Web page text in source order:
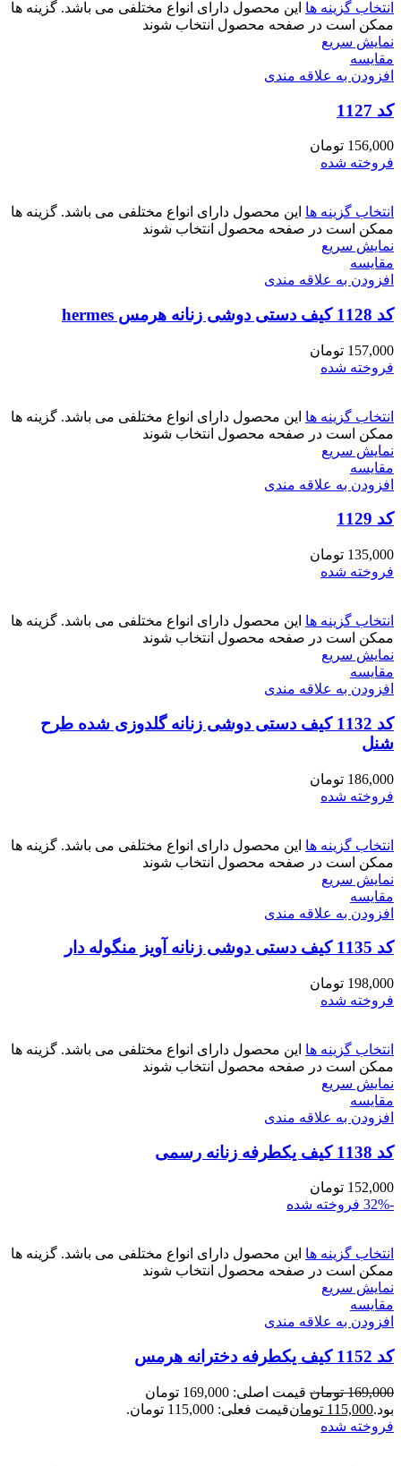
انتخاب گزینه ها این محصول دارای انواع مختلفی می باشد. گزینه ها
ممکن است در صفحه محصول انتخاب شوند
نمایش سریع
مقايسه
افزودن به علاقه مندی
کد 1127
156,000 تومان
فروخته شده
انتخاب گزینه ها این محصول دارای انواع مختلفی می باشد. گزینه ها
ممکن است در صفحه محصول انتخاب شوند
نمایش سریع
مقايسه
افزودن به علاقه مندی
کد 1128 کیف دستی دوشی زنانه هرمس hermes
157,000 تومان
فروخته شده
انتخاب گزینه ها این محصول دارای انواع مختلفی می باشد. گزینه ها
ممکن است در صفحه محصول انتخاب شوند
نمایش سریع
مقايسه
افزودن به علاقه مندی
کد 1129
135,000 تومان
فروخته شده
انتخاب گزینه ها این محصول دارای انواع مختلفی می باشد. گزینه ها
ممکن است در صفحه محصول انتخاب شوند
نمایش سریع
مقايسه
افزودن به علاقه مندی
کد 1132 کیف دستی دوشی زنانه گلدوزی شده طرح
شنل
186,000 تومان
فروخته شده
انتخاب گزینه ها این محصول دارای انواع مختلفی می باشد. گزینه ها
ممکن است در صفحه محصول انتخاب شوند
نمایش سریع
مقايسه
افزودن به علاقه مندی
کد 1135 کیف دستی دوشی زنانه آویز منگوله دار
198,000 تومان
فروخته شده
انتخاب گزینه ها این محصول دارای انواع مختلفی می باشد. گزینه ها
ممکن است در صفحه محصول انتخاب شوند
نمایش سریع
مقايسه
افزودن به علاقه مندی
کد 1138 کیف یکطرفه زنانه رسمی
152,000 تومان
-32%
فروخته شده
انتخاب گزینه ها این محصول دارای انواع مختلفی می باشد. گزینه ها
ممکن است در صفحه محصول انتخاب شوند
نمایش سریع
مقايسه
افزودن به علاقه مندی
کد 1152 کیف یکطرفه دخترانه هرمس
169,000 تومان
قیمت اصلی: 169,000 تومان
بود.115,000 تومانقیمت فعلی: 115,000 تومان.
فروخته شده